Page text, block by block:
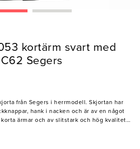
kortärm svart med
Segers
från Segers i herrmodell. Skjortan har
hank i nacken och är av en något
ärmar och av slitstark och hög kvalitet.